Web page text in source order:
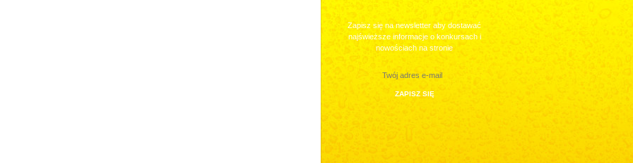
Zapisz się na newsletter aby dostawać
najświeższe informacje o konkursach i
nowościach na stronie